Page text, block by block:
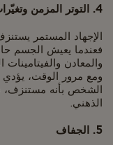
4. التوتر المزمن وتغيّرات المزاج
الإجهاد المستمر
فعندما يعيش الجسم
والمعادن
ومع مرور الوقت،
الشخص بأنه مستنزف،
الذهني.
5. الجفاف